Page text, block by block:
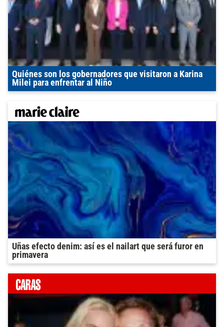
Quiénes son los gobernadores que visitaron a Karina
Milei para enfrentar al Niño
Uñas efecto denim: así es el nailart que será furor en
primavera